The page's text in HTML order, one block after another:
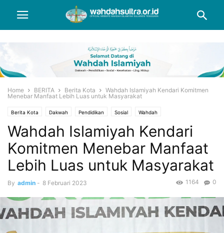
Home BERITA Berita Kota
Wahdah Islamiyah Kendari Komitmen
Menebar Manfaat Lebih Luas untuk Masyarakat
Berita Kota Dakwah Pendidikan Sosial Wahdah
Wahdah Islamiyah Kendari
Komitmen Menebar Manfaat
Lebih Luas untuk Masyarakat
By admin - 8 Februari 2023 0
1164